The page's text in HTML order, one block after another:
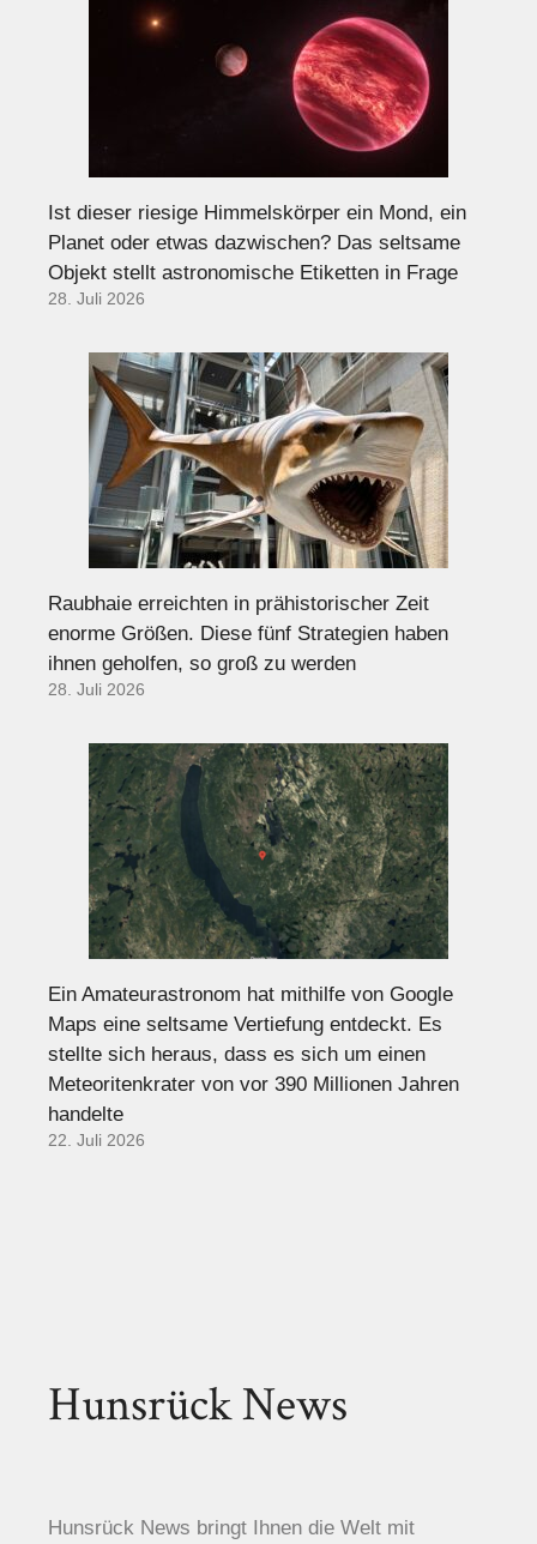
Ist dieser riesige Himmelskörper ein Mond, ein
Planet oder etwas dazwischen? Das seltsame
Objekt stellt astronomische Etiketten in Frage
28. Juli 2026
Raubhaie erreichten in prähistorischer Zeit
enorme Größen. Diese fünf Strategien haben
ihnen geholfen, so groß zu werden
28. Juli 2026
Ein Amateurastronom hat mithilfe von Google
Maps eine seltsame Vertiefung entdeckt. Es
stellte sich heraus, dass es sich um einen
Meteoritenkrater von vor 390 Millionen Jahren
handelte
22. Juli 2026
Hunsrück News
Hunsrück News bringt Ihnen die Welt mit